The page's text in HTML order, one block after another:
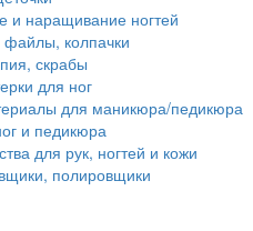
и наращивание ногтей
колпачки
скрабы
для ног
для маникюра/педикюра
и педикюра
для рук, ногтей и кожи
полировщики